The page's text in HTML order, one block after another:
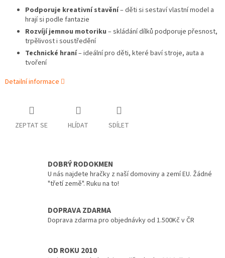
Podporuje kreativní stavění– děti si sestaví vlastní model a
hrají si podle fantazie
Rozvíjí jemnou motoriku – skládání dílků podporuje přesnost,
trpělivost i soustředění
Technické hraní– ideální pro děti, které baví stroje, auta a
tvoření
Detailní informace
ZEPTAT SE HLÍDAT SDÍLET
DOBRÝ RODOKMEN
U nás najdete hračky z naší domoviny a zemí EU. Žádné
"třetí země". Ruku na to!
DOPRAVA ZDARMA
Doprava zdarma pro objednávky od 1.500Kč v ČR
OD ROKU 2010